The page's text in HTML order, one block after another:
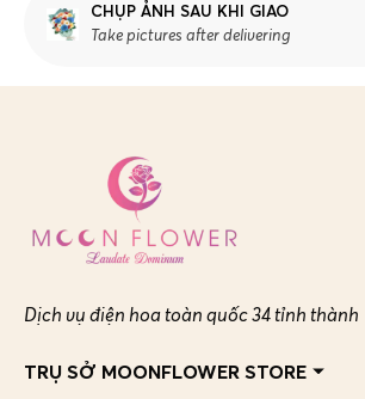
CHỤP ẢNH SAU KHI GIAO
Take pictures after delivering
Dịch vụ điện hoa toàn quốc 34 tỉnh thành
TRỤ SỞ MOONFLOWER STORE